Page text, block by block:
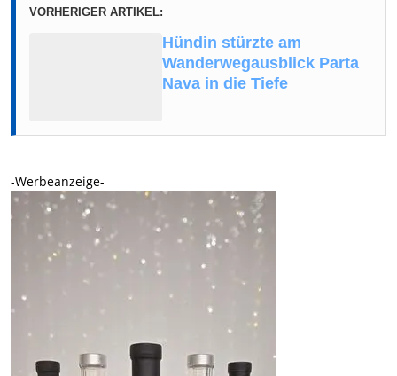
VORHERIGER ARTIKEL:
Hündin stürzte am
Wanderwegausblick Parta
Nava in die Tiefe
-Werbeanzeige-